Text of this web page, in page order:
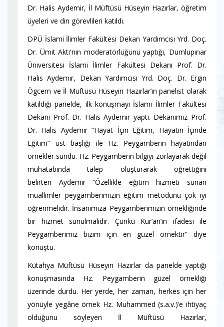
Dr. Halis Aydemir, İl Müftüsü Hüseyin Hazırlar, öğretim
üyeleri ve din görevlileri katıldı.
DPÜ İslami İlimler Fakültesi Dekan Yardımcısı Yrd. Doç.
Dr. Ümit Aktı'nın moderatörlüğünü yaptığı, Dumlupınar
Üniversitesi İslami İlimler Fakültesi Dekanı Prof. Dr.
Halis Aydemir, Dekan Yardımcısı Yrd. Doç. Dr. Ergin
Ögcem ve İl Müftüsü Hüseyin Hazırlar’ın panelist olarak
katıldığı panelde, ilk konuşmayı İslami İlimler Fakültesi
Dekanı Prof. Dr. Halis Aydemir yaptı. Dekanımız Prof.
Dr. Halis Aydemir “Hayat İçin Eğitim, Hayatın İçinde
Eğitim” üst başlığı ile Hz. Peygamberin hayatından
örnekler sundu. Hz. Peygamberin bilgiyi zorlayarak değil
muhatabında talep oluşturarak öğrettiğini
belirten Aydemir “Özellikle eğitim hizmeti sunan
muallimler peygamberimizin eğitim metodunu çok iyi
öğrenmelidir. İnsanımıza Peygamberimizin örnekliğinde
bir hizmet sunulmalıdır. Çünkü Kur’an’ın ifadesi ile
Peygamberimiz bizim için en güzel örnektir” diye
konuştu.
Kütahya Müftüsü Hüseyin Hazırlar da panelde yaptığı
konuşmasında Hz. Peygamberin güzel örnekliği
üzerinde durdu. Her yerde, her zaman, herkes için her
yönüyle yegâne örnek Hz. Muhammed (s.a.v.)’e ihtiyaç
olduğunu söyleyen İl Müftüsü Hazırlar,